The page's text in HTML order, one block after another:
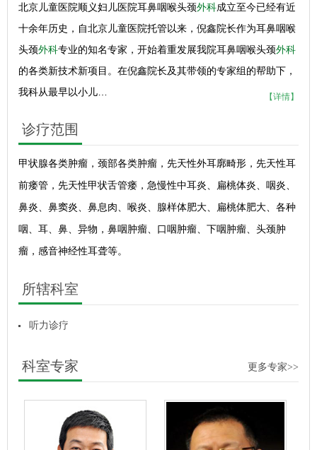
北京儿童医院顺义妇儿医院耳鼻咽喉头颈外科成立至今已经有近
十余年历史，自北京儿童医院托管以来，倪鑫院长作为耳鼻咽喉
头颈外科专业的知名专家，开始着重发展我院耳鼻咽喉头颈外科
的各类新技术新项目。在倪鑫院长及其带领的专家组的帮助下，
我科从最早以小儿…
【详情】
诊疗范围
甲状腺各类肿瘤，颈部各类肿瘤，先天性外耳廓畸形，先天性耳
前瘘管，先天性甲状舌管瘘，急慢性中耳炎、扁桃体炎、咽炎、
鼻炎、鼻窦炎、鼻息肉、喉炎、腺样体肥大、扁桃体肥大、各种
咽、耳、鼻、异物，鼻咽肿瘤、口咽肿瘤、下咽肿瘤、头颈肿
瘤，感音神经性耳聋等。
所辖科室
听力诊疗
更多专家>>
科室专家